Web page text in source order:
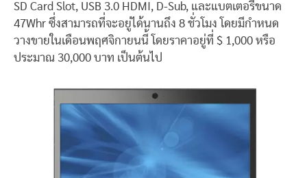
SD Card Slot, USB 3.0 HDMI, D-Sub, และแบตเตอรี่ขนาด
47Whr ซึ่งสามารถที่จะอยู่ได้นานถึง 8 ชั่วโมง โดยมีกำหนด
วางขายในเดือนพฤศจิกายนนี้ โดยราคาอยู่ที่ $ 1,000 หรือ
ประมาณ 30,000 บาท เป็นต้นไป